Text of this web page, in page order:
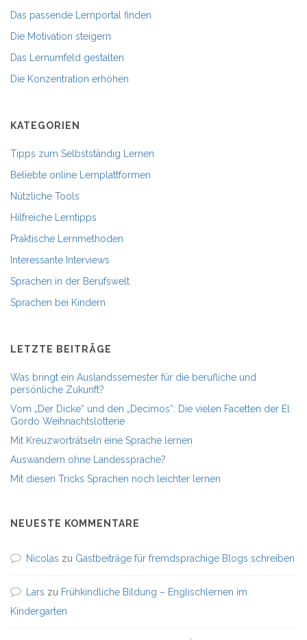
Das passende Lernportal finden
Die Motivation steigern
Das Lernumfeld gestalten
Die Konzentration erhöhen
KATEGORIEN
Tipps zum Selbstständig Lernen
Beliebte online Lernplattformen
Nützliche Tools
Hilfreiche Lerntipps
Praktische Lernmethoden
Interessante Interviews
Sprachen in der Berufswelt
Sprachen bei Kindern
LETZTE BEITRÄGE
Was bringt ein Auslandssemester für die berufliche und
persönliche Zukunft?
Vom „Der Dicke“ und den „Decimos“: Die vielen Facetten der El
Gordo Weihnachtslotterie
Mit Kreuzworträtseln eine Sprache lernen
Auswandern ohne Landessprache?
Mit diesen Tricks Sprachen noch leichter lernen
NEUESTE KOMMENTARE
Nicolas zu Gastbeiträge für fremdsprachige Blogs schreiben
Lars zu Frühkindliche Bildung – Englischlernen im
Kindergarten